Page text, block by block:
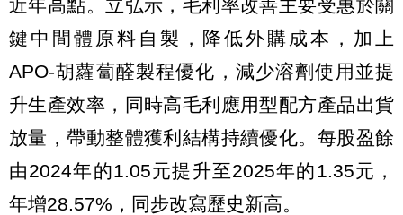
近年高點。立弘示，毛利率改善主要受惠於關
鍵中間體原料自製，降低外購成本，加上
APO-胡蘿蔔醛製程優化，減少溶劑使用並提
升生產效率，同時高毛利應用型配方產品出貨
放量，帶動整體獲利結構持續優化。每股盈餘
由2024年的1.05元提升至2025年的1.35元，
年增28.57%，同步改寫歷史新高。